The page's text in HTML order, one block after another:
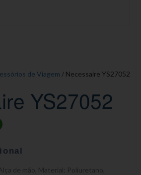
de Viagem / Necessaire YS27052
YS27052
de mão Material: Poliuretano